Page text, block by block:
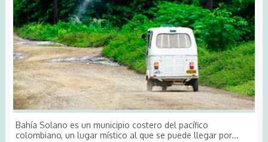
Bahía Solano es un municipio costero del pacífico
colombiano, un lugar místico al que se puede llegar por...